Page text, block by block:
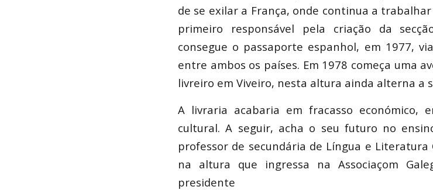
de se exilar a França, onde continua a
primeiro responsável pela criação da
consegue o passaporte espanhol, em 1977,
entre ambos os países. Em 1978 começa uma
livreiro em Viveiro, nesta altura ainda alterna a
A livraria acabaria em fracasso económico,
cultural. A seguir, acha o seu futuro no
professor de secundária de Língua e Literatura
na altura que ingressa na Associaçom
presidente